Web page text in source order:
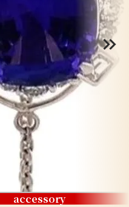
accessory